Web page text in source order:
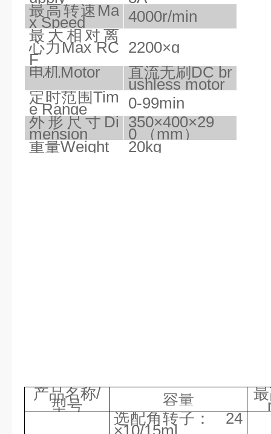
最高转速Ma
x Speed
4000r/min
最大相对离
心力Max RC
F
2200×g
电机Motor 直流无刷DC br
ushless motor
定时范围Tim
e Range
0-99min
外形尺寸Di
mension
350×400×29
0 （mm）
重量Weight 20kg
产品名称/
型号 容量
选配角转子： 24
×10/15ml